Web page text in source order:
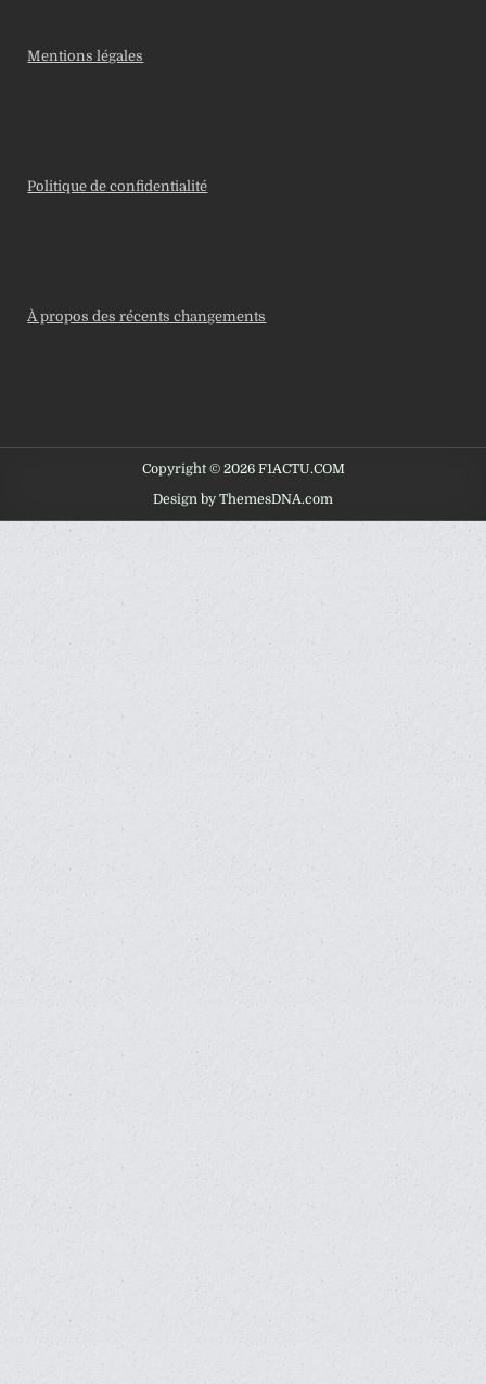
Mentions légales
Politique de confidentialité
À propos des récents changements
Copyright © 2026 F1ACTU.COM
Design by ThemesDNA.com